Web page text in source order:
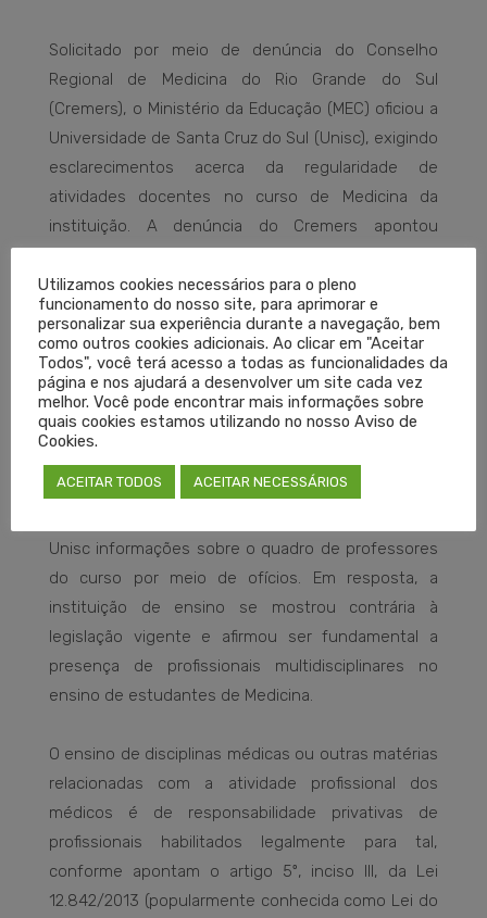
Solicitado por meio de denúncia do Conselho
Regional de Medicina do Rio Grande do Sul
(Cremers), o Ministério da Educação (MEC) oficiou a
Universidade de Santa Cruz do Sul (Unisc), exigindo
esclarecimentos acerca da regularidade de
atividades docentes no curso de Medicina da
instituição. A denúncia do Cremers apontou
por profissionais não médicos, o que pode
configurar exercício ilegal da Medicina.
De acordo com relato que originou a denúncia,
aulas de disciplinas como Anatomia, Fisiologia,
Microbiologia, Parasitologia, entre outras, e a
prática ambulatorial e hospitalar ensinadas no
curso estavam sendo ministradas por profissionais
Unisc informações sobre o quadro de professores
do curso por meio de ofícios. Em resposta, a
instituição de ensino se mostrou contrária à
legislação vigente e afirmou ser fundamental a
presença de profissionais multidisciplinares no
ensino de estudantes de Medicina.
O ensino de disciplinas médicas ou outras matérias
relacionadas com a atividade profissional dos
médicos é de responsabilidade privativas de
profissionais habilitados legalmente para tal,
conforme apontam o artigo 5º, inciso III, da Lei
12.842/2013 (popularmente conhecida como Lei do
Utilizamos cookies necessários para o pleno
funcionamento do nosso site, para aprimorar e
personalizar sua experiência durante a navegação, bem
como outros cookies adicionais. Ao clicar em "Aceitar
Todos", você terá acesso a todas as funcionalidades da
página e nos ajudará a desenvolver um site cada vez
melhor. Você pode encontrar mais informações sobre
quais cookies estamos utilizando no nosso Aviso de
Cookies.
ACEITAR TODOS ACEITAR NECESSÁRIOS